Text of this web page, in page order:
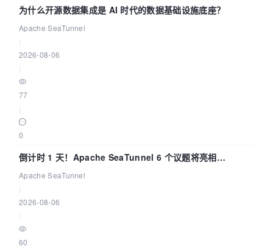
为什么开源数据集成是 AI 时代的数据基础设施底座？
Apache SeaTunnel
2026-08-06
77
0
倒计时 1 天！Apache SeaTunnel 6 个议题将亮相
Community Over Code Asia 2026
Apache SeaTunnel
2026-08-06
60